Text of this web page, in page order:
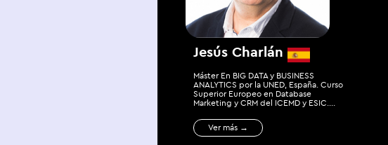
Jesús Charlán
Máster En BIG DATA y BUSINESS
ANALYTICS por la UNED, España. Curso
Superior Europeo en Database
Marketing y CRM del ICEMD y ESIC....
Ver más →